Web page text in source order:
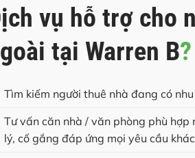
vụ hỗ trợ cho
tại Warren B?
Tìm kiếm người thuê nhà đang có
Tư vấn căn nhà / văn phòng phù
lý, cố gắng đáp ứng mọi yêu cầu